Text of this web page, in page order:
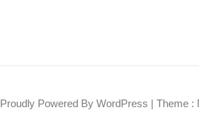
Proudly Powered By WordPress | Theme :